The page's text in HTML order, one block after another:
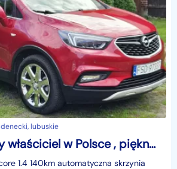
lubuskie
Buick Pierwszy właściciel w Polsce , piękny czerwony kolor
1.4 140km automatyczna skrzynia